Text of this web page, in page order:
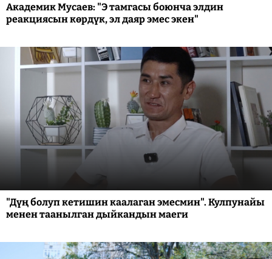
Академик Мусаев: "Э тамгасы боюнча элдин
реакциясын көрдүк, эл даяр эмес экен"
"Дүң болуп кетишин каалаган эмесмин". Кулпунайы
менен таанылган дыйкандын маеги